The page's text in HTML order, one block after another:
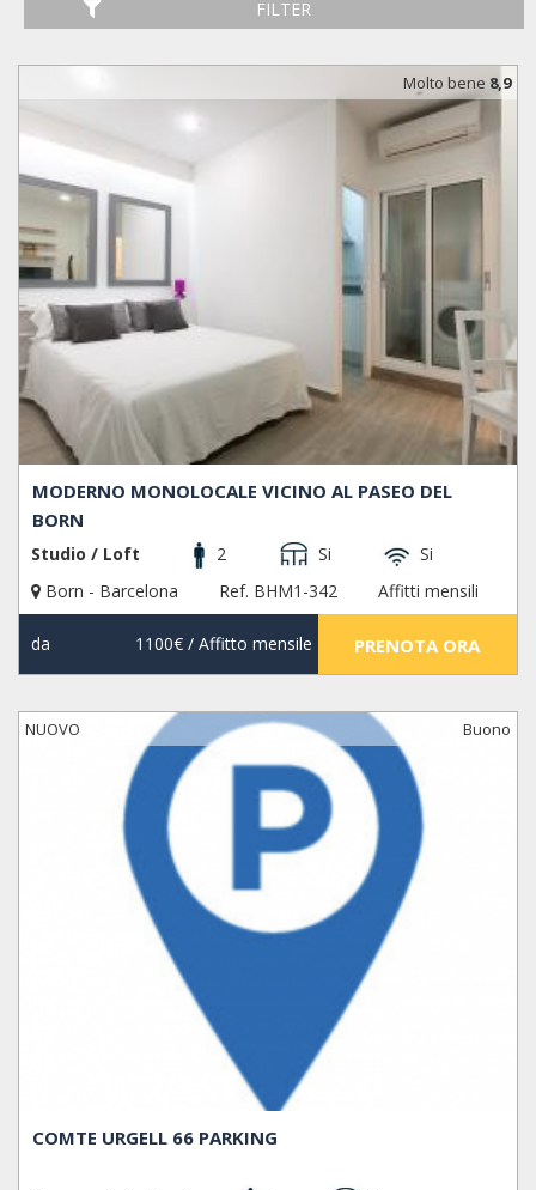
FILTER
Molto bene 8,9
MODERNO MONOLOCALE VICINO AL PASEO DEL
BORN
Studio / Loft 2 Si
Si
Born - Barcelona
Ref. BHM1-342 Affitti mensili
da 1100€/ Affitto mensile PRENOTA ORA
NUOVO Buono
COMTE URGELL 66 PARKING